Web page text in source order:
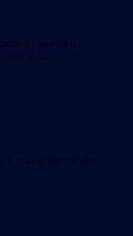
Page tối ưu
quảng cáo.
thử nghiệm để tìm